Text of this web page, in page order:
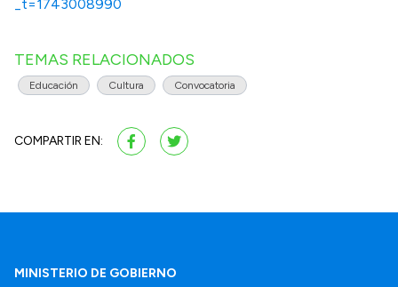
_t=1743008990
TEMAS RELACIONADOS
Educación Cultura Convocatoria
COMPARTIR EN:
MINISTERIO DE GOBIERNO